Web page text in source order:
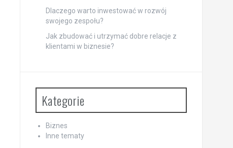
Dlaczego warto inwestować w rozwój
swojego zespołu?
Jak zbudować i utrzymać dobre relacje z
klientami w biznesie?
Kategorie
Biznes
Inne tematy